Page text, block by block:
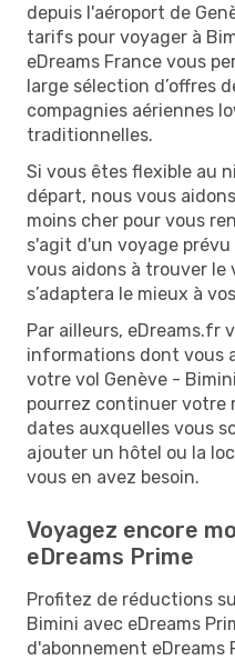
depuis l'aéroport de
tarifs pour voyager à
eDreams France vous
large sélection d’offres
compagnies aériennes
traditionnelles.
Si vous êtes flexible au
départ, nous vous
moins cher pour vous
s'agit d'un voyage
vous aidons à trouver le
s’adaptera le mieux à
Par ailleurs, eDreams.fr
informations dont vous
votre vol Genève -
pourrez continuer votre
dates auxquelles vous
ajouter un hôtel ou la
vous en avez besoin.
Voyagez encore
eDreams Prime
Profitez de réductions
Bimini avec eDreams
d'abonnement eDreams